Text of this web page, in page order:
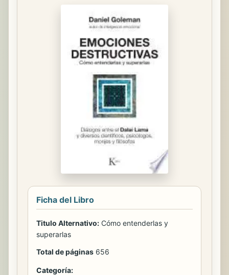
Ficha del Libro
Titulo Alternativo: Cómo entenderlas y
superarlas
Total de páginas 656
Categoría: